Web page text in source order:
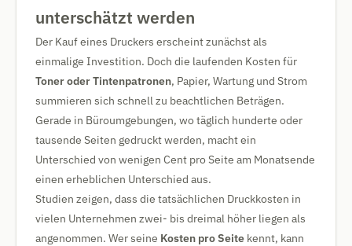
unterschätzt werden
Der Kauf eines Druckers erscheint zunächst als
einmalige Investition. Doch die laufenden Kosten für
Toner oder Tintenpatronen, Papier, Wartung und Strom
summieren sich schnell zu beachtlichen Beträgen.
Gerade in Büroumgebungen, wo täglich hunderte oder
tausende Seiten gedruckt werden, macht ein
Unterschied von wenigen Cent pro Seite am Monatsende
einen erheblichen Unterschied aus.
Studien zeigen, dass die tatsächlichen Druckkosten in
vielen Unternehmen zwei- bis dreimal höher liegen als
angenommen. Wer seine Kosten pro Seite kennt, kann